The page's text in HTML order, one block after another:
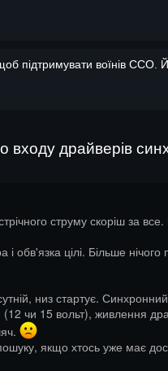
підтримувати воїнів ССО.
драйверів
струму скоріш за
і обв'язка цілі. Більше
низ стартує.
чи 15 вольт), живлення
якщо хтось уже має